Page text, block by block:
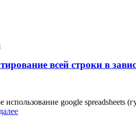
всей строки в
google spreadsheets